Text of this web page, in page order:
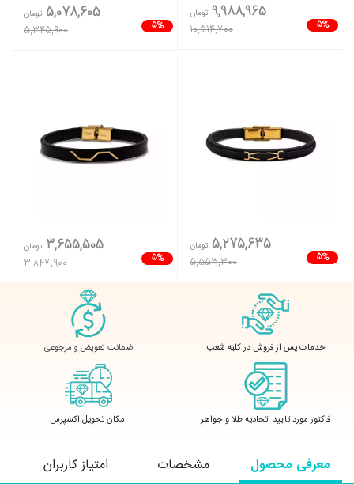
5%
9,988,965 تومان
10,514,700
5%
5,078,605 تومان
5,345,900
5%
5,275,635 تومان
5,553,300
5%
3,655,505 تومان
3,847,900
خدمات پس از فروش در کلیه شعب ضمانت تعویض و مرجوعی
فاکتور مورد تایید اتحادیه طلا و جواهر امکان تحویل اکسپرس
معرفی محصول مشخصات امتیاز کاربران